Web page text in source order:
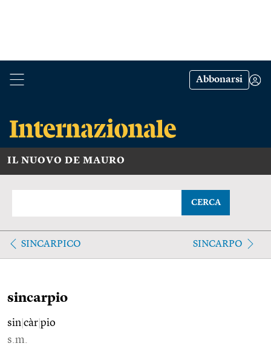
Abbonarsi
IL NUOVO DE MAURO
CERCA
SINCARPICO SINCARPO
sincarpio
sin càr pio
s.m.